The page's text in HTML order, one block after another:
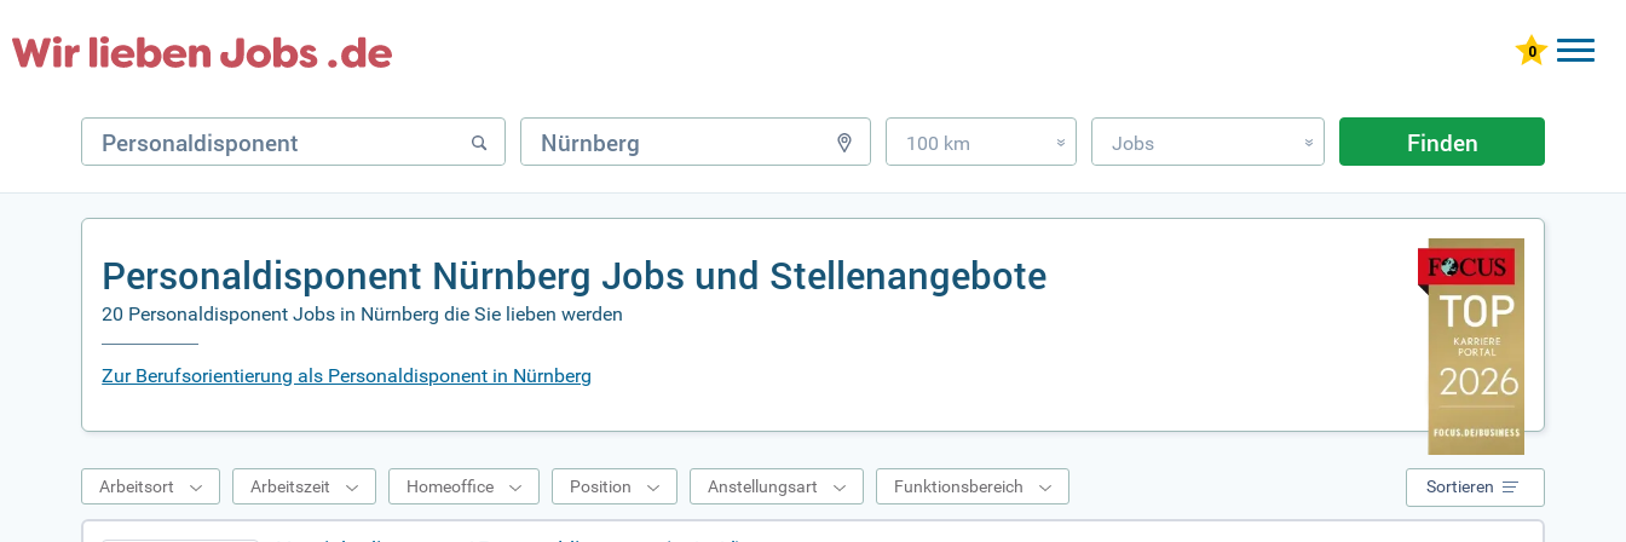
100 km » Jobs » Finden
Personaldisponent Nürnberg Jobs und Stellenangebote
20 Personaldisponent Jobs in Nürnberg die Sie lieben werden
Zur Berufsorientierung als Personaldisponent in Nürnberg
Arbeitsort Arbeitszeit Homeoffice Position Anstellungsart Funktionsbereich Sortieren